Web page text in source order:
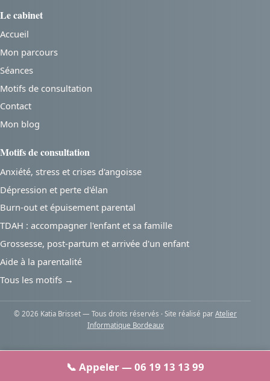
Le cabinet
Accueil
Mon parcours
Séances
Motifs de consultation
Contact
Mon blog
Motifs de consultation
Anxiété, stress et crises d'angoisse
Dépression et perte d'élan
Burn-out et épuisement parental
TDAH : accompagner l'enfant et sa famille
Grossesse, post-partum et arrivée d'un enfant
Aide à la parentalité
Tous les motifs →
© 2026 Katia Brisset — Tous droits réservés · Site réalisé par Atelier
Informatique Bordeaux
📞 Appeler — 06 19 13 13 99